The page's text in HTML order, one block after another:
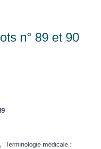
n° 89 et 90
,
Terminologie médicale :